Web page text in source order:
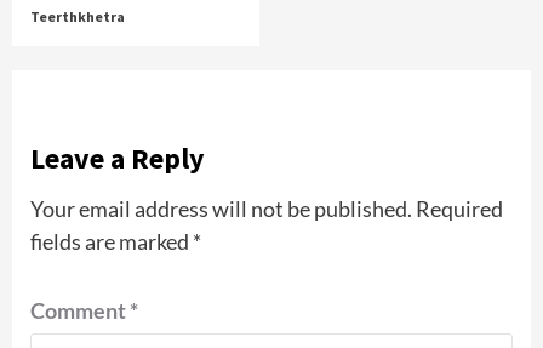
Teerthkhetra
Leave a Reply
Your email address will not be published. Required
fields are marked *
Comment*